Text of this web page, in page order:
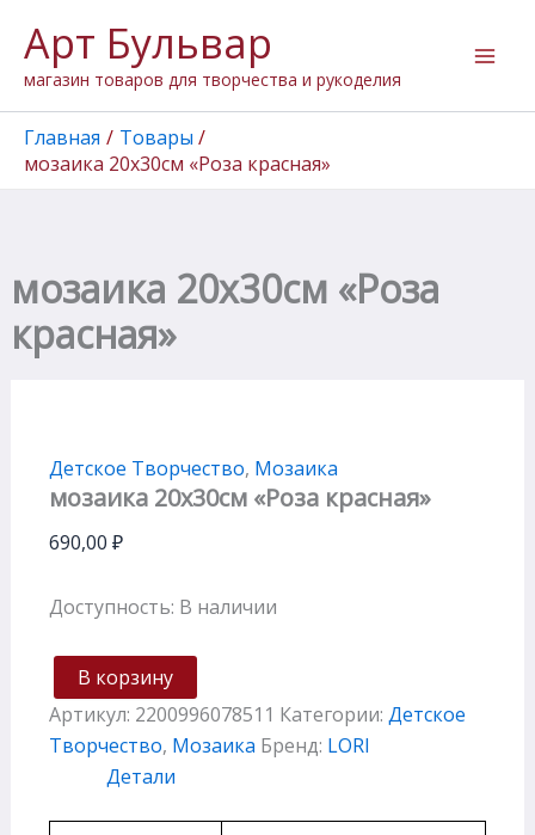
содержимому
Арт Бульвар
магазин товаров для творчества и рукоделия
Главная
Товары
мозаика 20х30см «Роза красная»
мозаика 20х30см «Роза
красная»
Детское Творчество, Мозаика
мозаика 20х30см «Роза красная»
690,00 ₽
Доступность: В наличии
товара
мозаика
20х30см
"Роза
красная"
В корзину
Артикул: 2200996078511 Категории: Детское
Творчество, Мозаика Бренд: LORI
Детали